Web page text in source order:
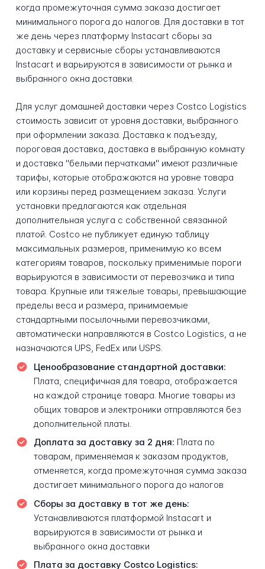
когда промежуточная сумма заказа достигает
минимального порога до налогов. Для доставки в тот
же день через платформу Instacart сборы за
доставку и сервисные сборы устанавливаются
Instacart и варьируются в зависимости от рынка и
выбранного окна доставки.
Для услуг домашней доставки через Costco Logistics
стоимость зависит от уровня доставки, выбранного
при оформлении заказа. Доставка к подъезду,
пороговая доставка, доставка в выбранную комнату
и доставка "белыми перчатками" имеют различные
тарифы, которые отображаются на уровне товара
или корзины перед размещением заказа. Услуги
установки предлагаются как отдельная
дополнительная услуга с собственной связанной
платой. Costco не публикует единую таблицу
максимальных размеров, применимую ко всем
категориям товаров, поскольку применимые пороги
варьируются в зависимости от перевозчика и типа
товара. Крупные или тяжелые товары, превышающие
пределы веса и размера, принимаемые
стандартными посылочными перевозчиками,
автоматически направляются в Costco Logistics, а не
назначаются UPS, FedEx или USPS.
Ценообразование стандартной доставки:
Плата, специфичная для товара, отображается
на каждой странице товара. Многие товары из
общих товаров и электроники отправляются без
дополнительной платы.
Доплата за доставку за 2 дня: Плата по
товарам, применяемая к заказам продуктов,
отменяется, когда промежуточная сумма заказа
достигает минимального порога до налогов
Сборы за доставку в тот же день:
Устанавливаются платформой Instacart и
варьируются в зависимости от рынка и
выбранного окна доставки
Плата за доставку Costco Logistics: